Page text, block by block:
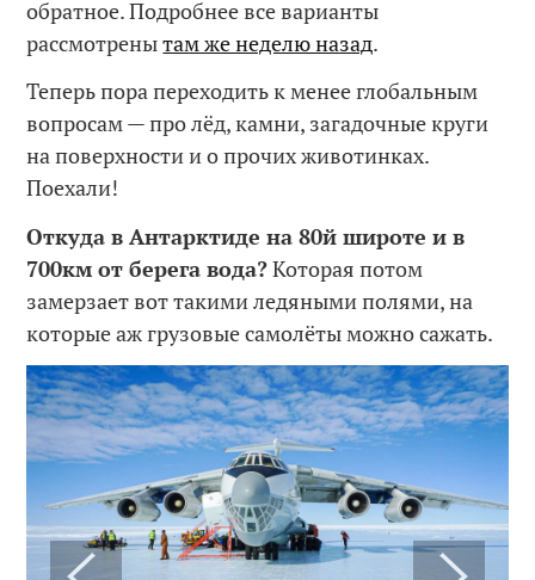
обратное. Подробнее все варианты
рассмотренытам же неделю назад.
Теперь пора переходить к менее глобальным
вопросам — про лёд, камни, загадочные круги
на поверхности и о прочих животинках.
Поехали!
Откуда в Антарктиде на 80й широте и в
700км от берега вода?Которая потом
замерзает вот такими ледяными полями, на
которые аж грузовые самолёты можно сажать.